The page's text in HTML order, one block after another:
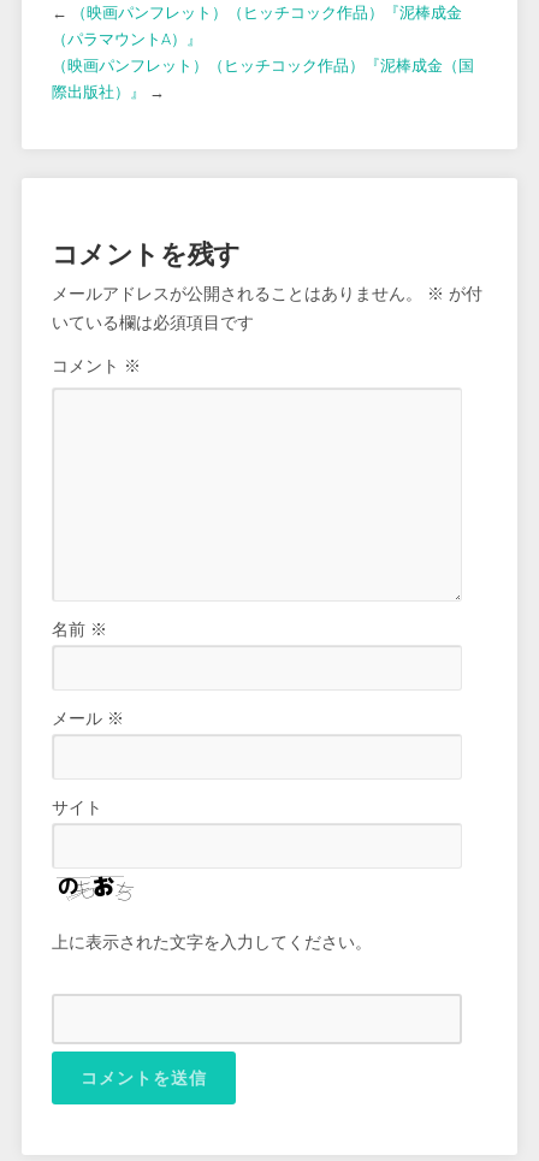
←
（映画パンフレット）（ヒッチコック作品）『泥棒成金
（パラマウントA）』
（映画パンフレット）（ヒッチコック作品）『泥棒成金（国
際出版社）』
→
コメントを残す
メールアドレスが公開されることはありません。 ※ が付
いている欄は必須項目です
コメント ※
名前 ※
メール ※
サイト
上に表示された文字を入力してください。